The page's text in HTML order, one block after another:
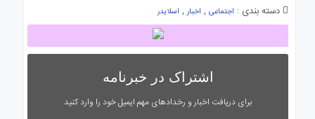
دسته بندی : اجتماعی, اخبار, اسلایدر
اشتراک در خبرنامه
برای دریافت اخبار و رخدادهای مهم ایمیل خود را وارد کنید